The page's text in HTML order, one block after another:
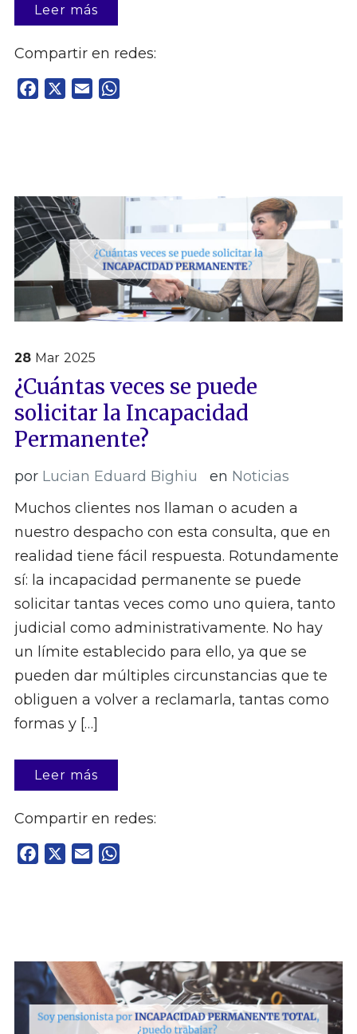
Leer más
Compartir en redes:
Facebook Email
28 Mar 2025
¿Cuántas veces se puede
solicitar la Incapacidad
Permanente?
por Lucian Eduard Bighiu en Noticias
Muchos clientes nos llaman o acuden a
nuestro despacho con esta consulta, que en
realidad tiene fácil respuesta. Rotundamente
sí: la incapacidad permanente se puede
solicitar tantas veces como uno quiera, tanto
judicial como administrativamente. No hay
un límite establecido para ello, ya que se
pueden dar múltiples circunstancias que te
obliguen a volver a reclamarla, tantas como
formas y […]
Leer más
Compartir en redes:
Facebook Email